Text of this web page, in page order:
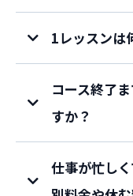
1レッスンは
コース終了
すか？
仕事が忙し